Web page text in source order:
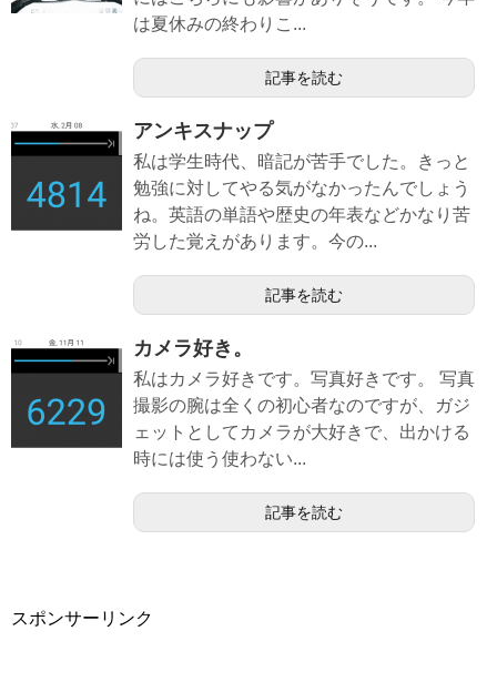
は夏休みの終わりこ...
記事を読む
アンキスナップ
私は学生時代、暗記が苦手でした。きっと
勉強に対してやる気がなかったんでしょう
ね。英語の単語や歴史の年表などかなり苦
労した覚えがあります。今の...
記事を読む
カメラ好き。
私はカメラ好きです。写真好きです。 写真
撮影の腕は全くの初心者なのですが、ガジ
ェットとしてカメラが大好きで、出かける
時には使う使わない...
記事を読む
スポンサーリンク